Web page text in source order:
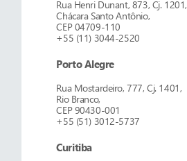
Rua Henri Dunant, 873, Cj. 1201,
Chácara Santo Antônio,
CEP 04709-110
+55 (11) 3044-2520
Porto Alegre
Rua Mostardeiro, 777, Cj. 1401,
Rio Branco,
CEP 90430-001
+55 (51) 3012-5737
Curitiba